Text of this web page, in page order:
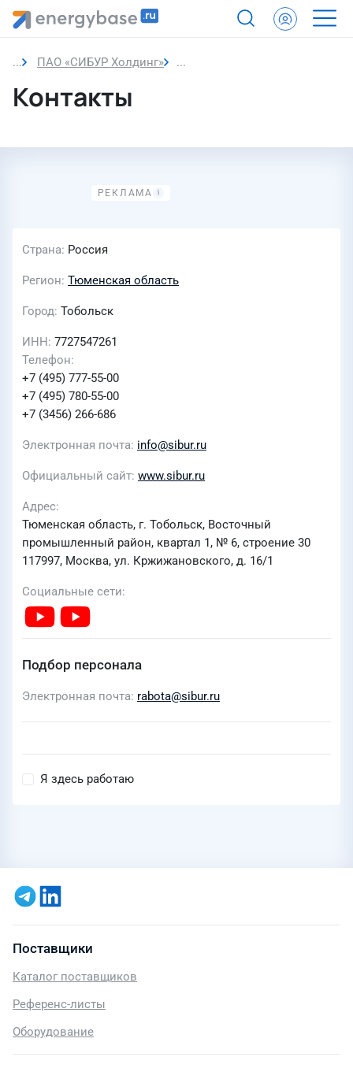
ПАО «СИБУР Холдинг» Контакты
Контакты
Страна Россия
Регион Тюменская область
Город Тобольск
ИНН 7727547261
Телефон
+7 (495) 777-55-00
+7 (495) 780-55-00
+7 (3456) 266-686
Электронная почта info@sibur.ru
Официальный сайт www.sibur.ru
Адрес
Тюменская область, г. Тобольск, Восточный
промышленный район, квартал 1, № 6, строение 30
117997, Москва, ул. Кржижановского, д. 16/1
Социальные сети
Подбор персонала
Электронная почта rabota@sibur.ru
Я здесь работаю
Поставщики
Каталог поставщиков
Референс-листы
Оборудование